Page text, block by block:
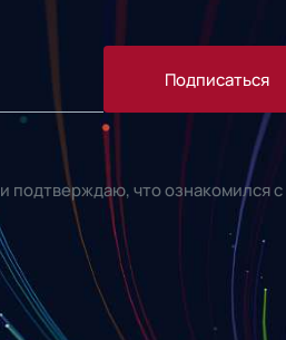
Подписаться
и подтверждаю, что ознакомился с